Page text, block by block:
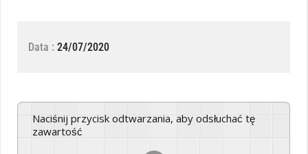
Data : 24/07/2020
Naciśnij przycisk odtwarzania, aby odsłuchać tę
zawartość